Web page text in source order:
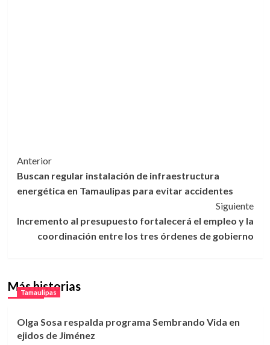
Navegación
de
entradas
Anterior
Buscan regular instalación de infraestructura
energética en Tamaulipas para evitar accidentes
Siguiente
Incremento al presupuesto fortalecerá el empleo y la
coordinación entre los tres órdenes de gobierno
Más historias
Tamaulipas
Olga Sosa respalda programa Sembrando Vida en
ejidos de Jiménez